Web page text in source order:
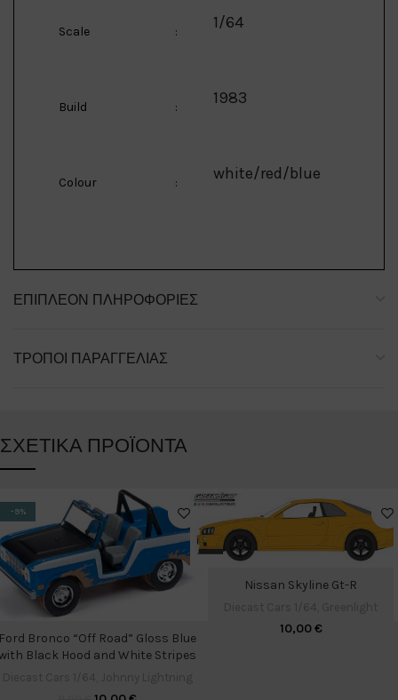
Scale : 1/64
Build : 1983
Colour : white/red/blue
ΕΠΙΠΛΈΟΝ ΠΛΗΡΟΦΟΡΊΕΣ
ΤΡΌΠΟΙ ΠΑΡΑΓΓΕΛΊΑΣ
ΣΧΕΤΙΚΆ ΠΡΟΪΌΝΤΑ
-9%
Bronco “Off Road” Gloss Blue
Black Hood and White Stripes
Nissan Skyline Gt-R
10,00€